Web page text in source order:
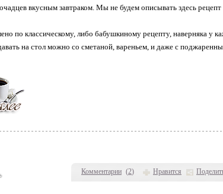
Комментарии (2) Нравится
вкусным завтраком. Мы не будем описывать здесь рецепт
по классическому, либо бабушкиному рецепту, наверняка у
на стол можно со сметаной, вареньем, и даже с